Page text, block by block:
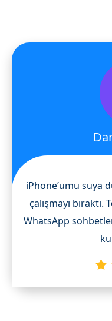
iPhone’umu suya
çalışmayı
WhatsApp